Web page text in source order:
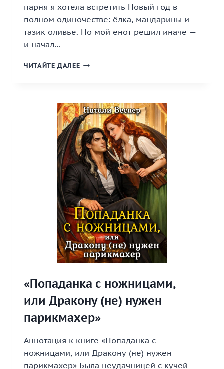
парня я хотела встретить Новый год в
полном одиночестве: ёлка, мандарины и
тазик оливье. Но мой енот решил иначе —
и начал…
ЧИТАЙТЕ ДАЛЕЕ «ХВОСТАТЫЕ
СОСЕД!»
«Попаданка с ножницами,
или Дракону (не) нужен
парикмахер»
Аннотация к книге «Попаданка с
ножницами, или Дракону (не) нужен
парикмахер» Была неудачницей с кучей